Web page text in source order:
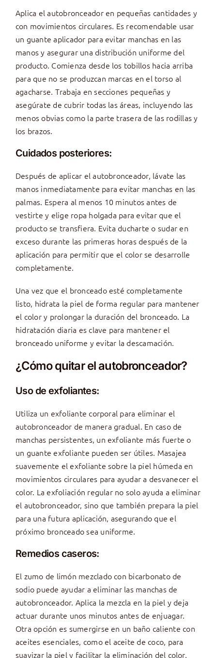
Aplica el autobronceador en pequeñas cantidades y
con movimientos circulares. Es recomendable usar
un guante aplicador para evitar manchas en las
manos y asegurar una distribución uniforme del
producto. Comienza desde los tobillos hacia arriba
para que no se produzcan marcas en el torso al
agacharse. Trabaja en secciones pequeñas y
asegúrate de cubrir todas las áreas, incluyendo las
menos obvias como la parte trasera de las rodillas y
los brazos.
Cuidados posteriores:
Después de aplicar el autobronceador, lávate las
manos inmediatamente para evitar manchas en las
palmas. Espera al menos 10 minutos antes de
vestirte y elige ropa holgada para evitar que el
producto se transfiera. Evita ducharte o sudar en
exceso durante las primeras horas después de la
aplicación para permitir que el color se desarrolle
completamente.
Una vez que el bronceado esté completamente
listo, hidrata la piel de forma regular para mantener
el color y prolongar la duración del bronceado. La
hidratación diaria es clave para mantener el
bronceado uniforme y evitar la descamación.
¿Cómo quitar el autobronceador?
Uso de exfoliantes:
Utiliza un exfoliante corporal para eliminar el
autobronceador de manera gradual. En caso de
manchas persistentes, un exfoliante más fuerte o
un guante exfoliante pueden ser útiles. Masajea
suavemente el exfoliante sobre la piel húmeda en
movimientos circulares para ayudar a desvanecer el
color. La exfoliación regular no solo ayuda a eliminar
el autobronceador, sino que también prepara la piel
para una futura aplicación, asegurando que el
próximo bronceado sea uniforme.
Remedios caseros:
El zumo de limón mezclado con bicarbonato de
sodio puede ayudar a eliminar las manchas de
autobronceador. Aplica la mezcla en la piel y deja
actuar durante unos minutos antes de enjuagar.
Otra opción es sumergirse en un baño caliente con
aceites esenciales, como el aceite de coco, para
suavizar la piel y facilitar la eliminación del color.